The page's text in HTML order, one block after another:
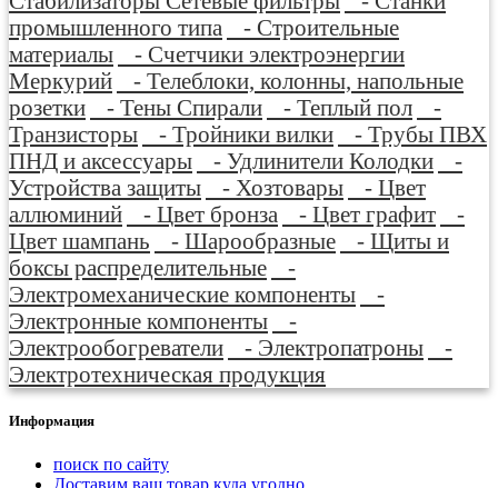
промышленного типа
- Строительные
материалы
- Счетчики электроэнергии
Меркурий
- Телеблоки, колонны, напольные
розетки
- Тены Спирали - Теплый пол
-
Транзисторы
- Тройники вилки
- Трубы ПВХ
ПНД и аксессуары
- Удлинители Колодки
-
Устройства защиты
- Хозтовары
- Цвет
аллюминий
- Цвет бронза - Цвет графит
-
Цвет шампань
- Шарообразные
- Щиты и
боксы распределительные
-
Электромеханические компоненты
-
Электронные компоненты
-
Электрообогреватели
- Электропатроны
-
Электротехническая продукция
Информация
поиск по сайту
Доставим ваш товар куда угодно